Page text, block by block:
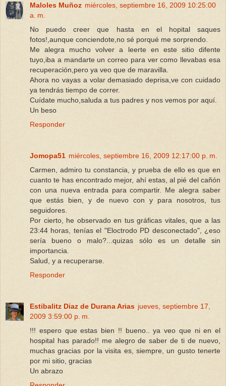
Maloles Muñoz miércoles, septiembre 16, 2009 10:25:00
a. m.
No puedo creer que hasta en el hopital saques
fotos!,aunque conciendote,no sé porqué me sorprendo.
Me alegra mucho volver a leerte en este sitio difente
tuyo,iba a mandarte un correo para ver como llevabas esa
recuperación,pero ya veo que de maravilla.
Ahora no vayas a volar demasiado deprisa,ve con cuidado
ya tendrás tiempo de correr.
Cuídate mucho,saluda a tus padres y nos vemos por aquí.
Un beso
Responder
Jomopa51 miércoles, septiembre 16, 2009 12:17:00 p. m.
Carmen, admiro tu constancia, y prueba de ello es que en
cuanto te has encontrado mejor, ahí estas, al pié del cañón
con una nueva entrada para compartir. Me alegra saber
que estás bien, y de nuevo con y para nosotros, tus
seguidores.
Por cierto, he observado en tus gráficas vitales, que a las
23:44 horas, tenías el "Eloctrodo PD desconectado", ¿eso
sería bueno o malo?...quizas sólo es un detalle sin
importancia.
Salud, y a recuperarse.
Responder
Estibalitz Diaz de Durana Arias jueves, septiembre 17,
2009 3:59:00 p. m.
!!! espero que estas bien !! bueno.. ya veo que ni en el
hospital has parado!! me alegro de saber de ti de nuevo,
muchas gracias por la visita es, siempre, un gusto tenerte
por mi sitio, gracias
Un abrazo